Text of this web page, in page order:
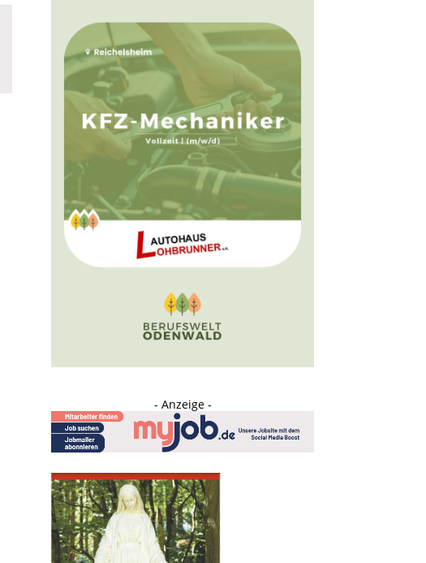
- Anzeige -